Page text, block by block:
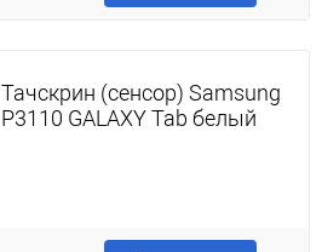
Тачскрин (сенсор) Samsung
P3110 GALAXY Tab белый